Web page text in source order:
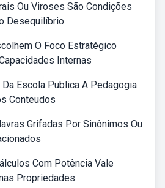
Ou Viroses São Condições
Desequilíbrio
O Foco Estratégico
Internas
Escola Publica A Pedagogia
Conteudos
Grifadas Por Sinônimos Ou
Com Potência Vale
Propriedades